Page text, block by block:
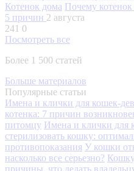
Котенок дома Почему котенок
5 причин 2 августа
241 0
Посмотреть все
Более 1 500 статей
Больше материалов
Популярные статьи
Имена и клички для кошек-
котенка: 7 причин
питомцу Имена и клички для
стерилизовать кошку:
противопоказания У кошки
насколько все серьезно?
причины, что делать